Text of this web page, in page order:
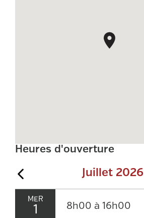
Heures d'ouverture
Mois précédentJuillet 2026
MER
1 8h00 à 16h00